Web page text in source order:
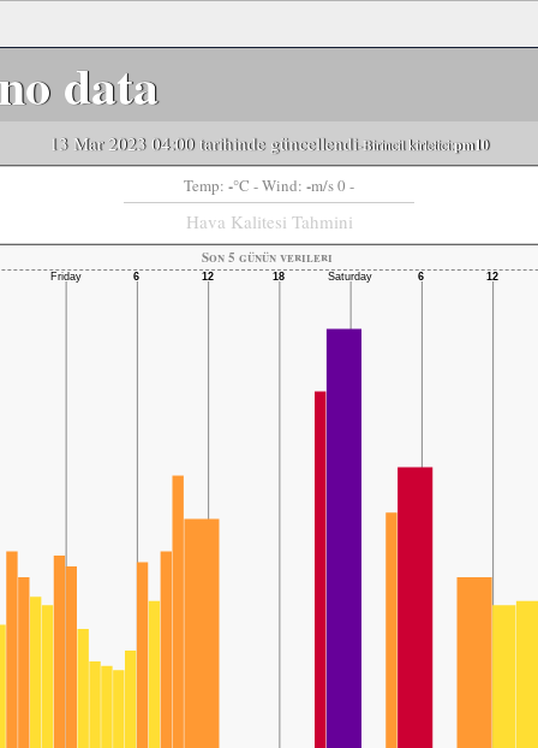
data
13 Mar 2023 04:00 tarihinde güncellendi-Birincil kirletici:pm10
Temp: -°C - Wind: -m/s 0 -
Hava Kalitesi Tahmini
Son 5 günün verileri